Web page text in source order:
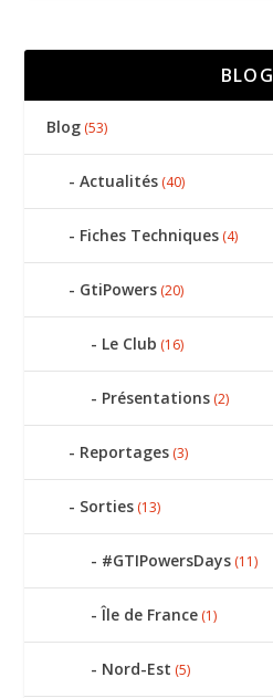
BLOG
Blog (53)
Actualités (40)
Fiches Techniques (4)
GtiPowers (20)
Le Club (16)
Présentations (2)
Reportages (3)
Sorties (13)
#GTIPowersDays (11)
Île de France (1)
Nord-Est (5)